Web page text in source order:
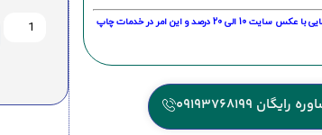
اختلاف رنگ محصول نهایی با عکس سایت 10 الی 20 درصد و این امر در خدمات چاپ
رایگان 09193768199